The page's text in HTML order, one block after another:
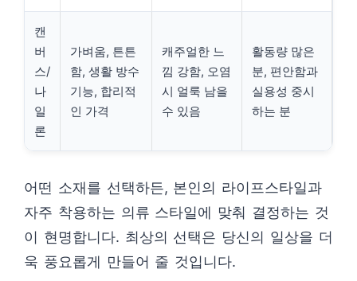
캔
버
스/
나
일
론
가벼움, 튼튼
함, 생활 방수
기능, 합리적
인 가격
캐주얼한 느
낌 강함, 오염
시 얼룩 남을
수 있음
활동량 많은
분, 편안함과
실용성 중시
하는 분
어떤 소재를 선택하든, 본인의 라이프스타일과
자주 착용하는 의류 스타일에 맞춰 결정하는 것
이 현명합니다. 최상의 선택은 당신의 일상을 더
욱 풍요롭게 만들어 줄 것입니다.